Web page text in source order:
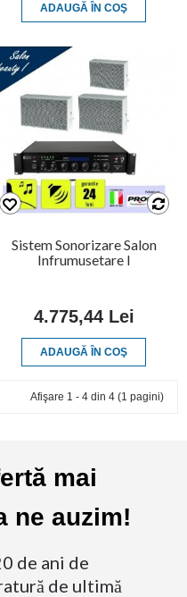
ADAUGĂ ÎN COŞ
Sistem Sonorizare Salon
Infrumusetare I
4.775,44 Lei
ADAUGĂ ÎN COŞ
Afişare 1 - 4 din 4 (1 pagini)
mai
ne auzim!
de ani de
de ultimă